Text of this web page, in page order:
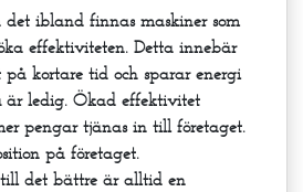
ibland finnas maskiner som
effektiviteten. Detta innebär
kortare tid och sparar energi
ledig. Ökad effektivitet
pengar tjänas in till företaget.
på företaget.
det bättre är alltid en